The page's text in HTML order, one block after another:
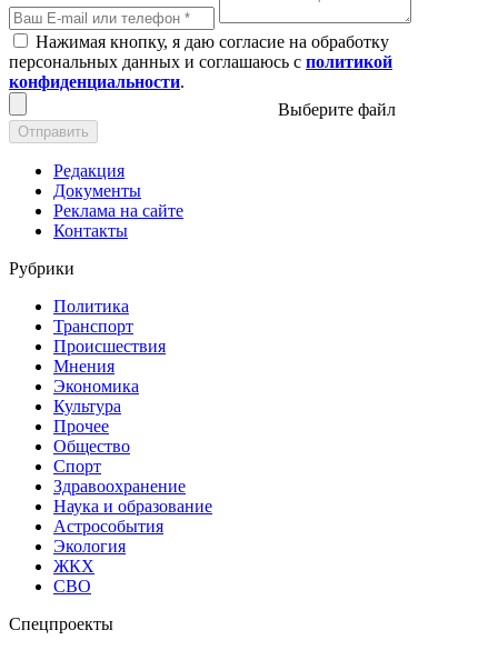
Нажимая кнопку, я даю согласие на обработку
персональных данных и соглашаюсь с политикой
конфиденциальности.
Выберите файл
Отправить
Редакция
Документы
Реклама на сайте
Контакты
Рубрики
Политика
Транспорт
Происшествия
Мнения
Экономика
Культура
Прочее
Общество
Спорт
Здравоохранение
Наука и образование
Астрособытия
Экология
ЖКХ
СВО
Спецпроекты